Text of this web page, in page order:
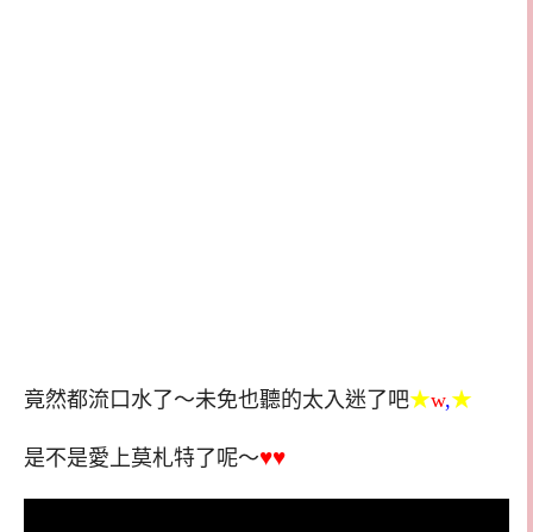
竟然都流口水了～未免也聽的太入迷了吧★w,★
是不是愛上莫札特了呢～♥♥